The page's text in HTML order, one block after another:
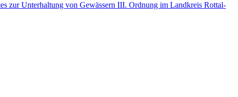
zur Unterhaltung von Gewässern III. Ordnung im Landkreis Rottal-